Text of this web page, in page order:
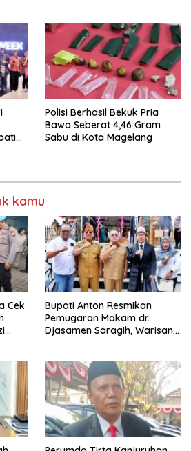
Polisi Berhasil Bekuk Pria
Bawa Seberat 4,46 Gram
Sabu di Kota Magelang
kamu
Cek
Bupati Anton Resmikan
Pemugaran Makam dr.
Djasamen Saragih, Warisan
Mendatang